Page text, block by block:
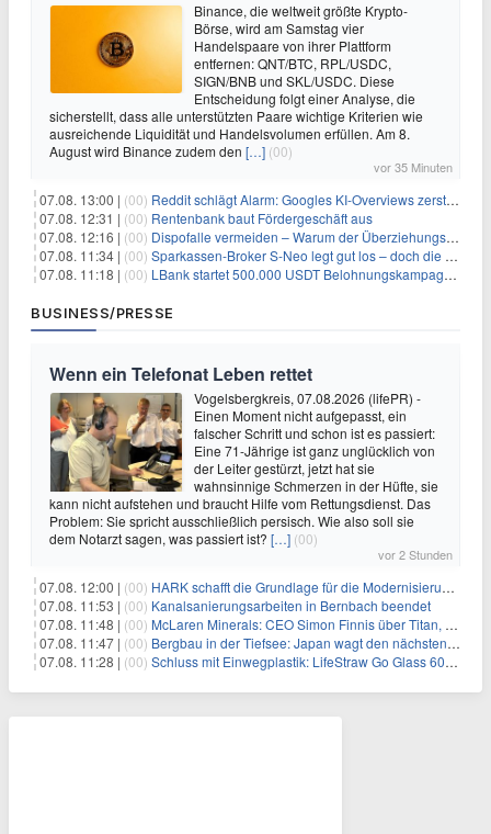
Binance, die weltweit größte Krypto-
Börse, wird am Samstag vier
Handelspaare von ihrer Plattform
entfernen: QNT/BTC, RPL/USDC,
SIGN/BNB und SKL/USDC. Diese
Entscheidung folgt einer Analyse, die
sicherstellt, dass alle unterstützten Paare wichtige Kriterien wie
ausreichende Liquidität und Handelsvolumen erfüllen. Am 8.
August wird Binance zudem den […] (00)
vor 35 Minuten
07.08. 13:00 | (00) Reddit schlägt Alarm: Googles KI-Overviews zerstören das Traffic-Geschäftsmodell
07.08. 12:31 | (00) Rentenbank baut Fördergeschäft aus
07.08. 12:16 | (00) Dispofalle vermeiden – Warum der Überziehungskredit teurer ist als gedacht
07.08. 11:34 | (00) Sparkassen-Broker S-Neo legt gut los – doch die Schwachstellen bleiben
07.08. 11:18 | (00) LBank startet 500.000 USDT Belohnungskampagne mit Pudgy Penguins
BUSINESS/PRESSE
Wenn ein Telefonat Leben rettet
Vogelsbergkreis, 07.08.2026 (lifePR) -
Einen Moment nicht aufgepasst, ein
falscher Schritt und schon ist es passiert:
Eine 71-Jährige ist ganz unglücklich von
der Leiter gestürzt, jetzt hat sie
wahnsinnige Schmerzen in der Hüfte, sie
kann nicht aufstehen und braucht Hilfe vom Rettungsdienst. Das
Problem: Sie spricht ausschließlich persisch. Wie also soll sie
dem Notarzt sagen, was passiert ist? […] (00)
vor 2 Stunden
07.08. 12:00 | (00) HARK schafft die Grundlage für die Modernisierung seiner IBM i-Anwendungen
07.08. 11:53 | (00) Kanalsanierungsarbeiten in Bernbach beendet
07.08. 11:48 | (00) McLaren Minerals: CEO Simon Finnis über Titan, Zirkon und Seltene Erden
07.08. 11:47 | (00) Bergbau in der Tiefsee: Japan wagt den nächsten Schritt
07.08. 11:28 | (00) Schluss mit Einwegplastik: LifeStraw Go Glass 600ml bringt gefiltertes Trinkwasser aus der Glasflasche